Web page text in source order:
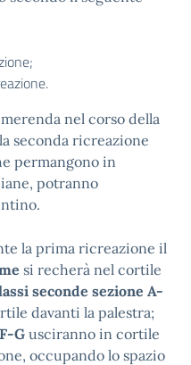
nel corso della
seconda ricreazione
permangono in
potranno
la prima ricreazione il
si recherà nel cortile
seconde sezione A-
davanti la palestra;
G usciranno in cortile
occupando lo spazio